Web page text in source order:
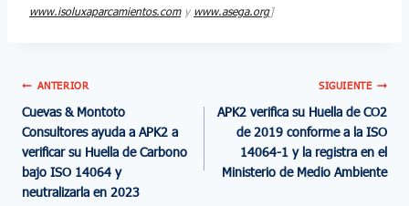
www.isoluxaparcamientos.comy www.asega.org]
ANTERIOR
Cuevas & Montoto
Consultores ayuda a APK2 a
verificar su Huella de Carbono
bajo ISO 14064 y
neutralizarla en 2023
SIGUIENTE
APK2 verifica su Huella de CO2
de 2019 conforme a la ISO
14064-1 y la registra en el
Ministerio de Medio Ambiente